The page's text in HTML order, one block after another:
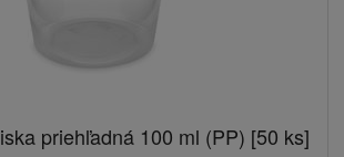
priehľadná 100 ml (PP) [50 ks]